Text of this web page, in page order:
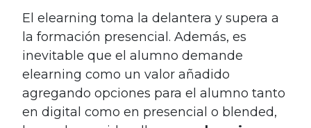
El elearning toma la delantera y supera a
la formación presencial. Además, es
inevitable que el alumno demande
elearning como un valor añadido
agregando opciones para el alumno tanto
en digital como en presencial o blended,